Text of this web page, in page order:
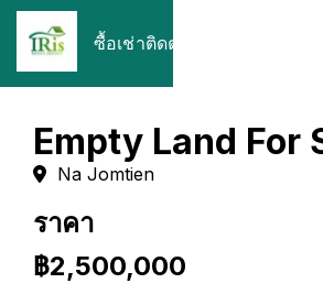
ซื้อเช่าติดต่อ
Empty Land For
Na Jomtien
ราคา
฿2,500,000